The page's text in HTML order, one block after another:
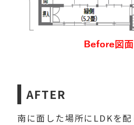
AFTER
南に面した場所にLDKを